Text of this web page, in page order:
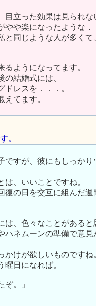
目立った効果は見られな
やや楽になったような．
と同じような人が多くて
ようになってます。
の結婚式には、
ドレスを．．．。
えてます。
。
ですが、彼にもしっか
は、いいことですね。
復の日を交互に組んだ
は、色々なことがあると
ハネムーンの準備で意
かけが欲しいものですね
曜日になれば。
。」